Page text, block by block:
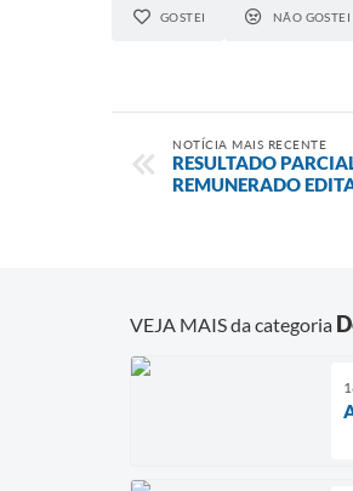
GOSTEI NÃO GOSTEI
NOTÍCIA MAIS RECENTE
RESULTADO
REMUNERADO
VEJA MAIS da categoria